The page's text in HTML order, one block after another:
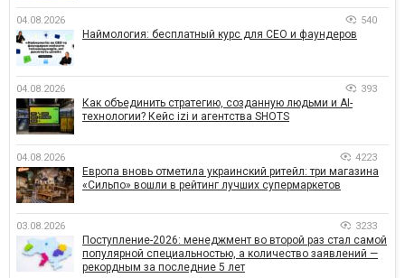
04.08.2026 540
Наймология: бесплатный курс для CEO и фаундеров
04.08.2026 393
Как объединить стратегию, созданную людьми и AI-
технологии? Кейс izi и агентства SHOTS
04.08.2026 4223
Европа вновь отметила украинский ритейл: три магазина
«Сильпо» вошли в рейтинг лучших супермаркетов
03.08.2026 3233
Поступление-2026: менеджмент во второй раз стал самой
популярной специальностью, а количество заявлений —
рекордным за последние 5 лет